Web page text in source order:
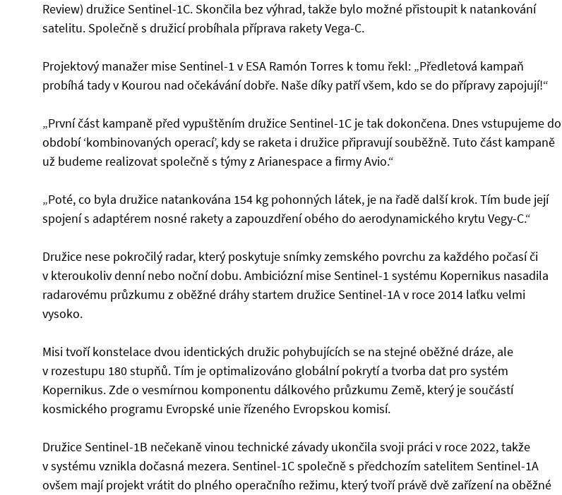
Review) družice Sentinel-1C. Skončila bez výhrad, takže bylo možné přistoupit k natankování
satelitu. Společně s družicí probíhala příprava rakety Vega-C.
Projektový manažer mise Sentinel-1 v ESA Ramón Torres k tomu řekl: „Předletová kampaň
probíhá tady v Kourou nad očekávání dobře. Naše díky patří všem, kdo se do přípravy zapojují!“
„První část kampaně před vypuštěním družice Sentinel-1C je tak dokončena. Dnes vstupujeme do
období ‘kombinovaných operací’, kdy se raketa i družice připravují souběžně. Tuto část kampaně
už budeme realizovat společně s týmy z Arianespace a firmy Avio.“
„Poté, co byla družice natankována 154 kg pohonných látek, je na řadě další krok. Tím bude její
spojení s adaptérem nosné rakety a zapouzdření obého do aerodynamického krytu Vegy-C.“
Družice nese pokročilý radar, který poskytuje snímky zemského povrchu za každého počasí či
v kteroukoliv denní nebo noční dobu. Ambiciózní mise Sentinel-1 systému Kopernikus nasadila
radarovému průzkumu z oběžné dráhy startem družice Sentinel-1A v roce 2014 laťku velmi
vysoko.
Misi tvoří konstelace dvou identických družic pohybujících se na stejné oběžné dráze, ale
v rozestupu 180 stupňů. Tím je optimalizováno globální pokrytí a tvorba dat pro systém
Kopernikus. Zde o vesmírnou komponentu dálkového průzkumu Země, který je součástí
kosmického programu Evropské unie řízeného Evropskou komisí.
Družice Sentinel-1B nečekaně vinou technické závady ukončila svoji práci v roce 2022, takže
v systému vznikla dočasná mezera. Sentinel-1C společně s předchozím satelitem Sentinel-1A
ovšem mají projekt vrátit do plného operačního režimu, který tvoří právě dvě zařízení na oběžné